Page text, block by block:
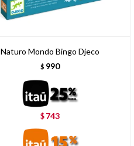
Naturo Mondo Bingo Djeco
$ 990
$ 743